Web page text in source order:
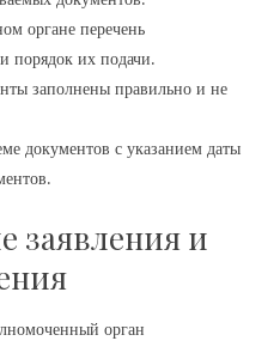
органе перечень
порядок их подачи.
заполнены правильно и не
документов с указанием даты
заявления и
орган